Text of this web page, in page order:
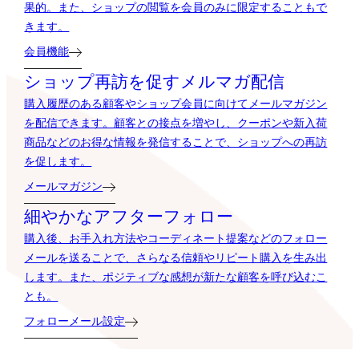
果的。また、ショップの閲覧を会員のみに限定することもで
きます。
会員機能
ショップ再訪を促すメルマガ配信
購入履歴のある顧客やショップ会員に向けてメールマガジン
を配信できます。顧客との接点を増やし、クーポンや新入荷
商品などのお得な情報を発信することで、ショップへの再訪
を促します。
メールマガジン
細やかなアフターフォロー
購入後、お手入れ方法やコーディネート提案などのフォロー
メールを送ることで、さらなる信頼やリピート購入を生み出
します。また、ポジティブな感想が新たな顧客を呼び込むこ
とも。
フォローメール設定